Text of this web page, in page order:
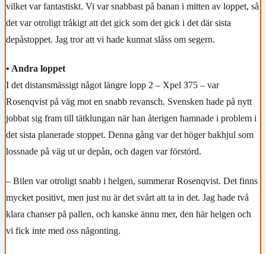
vilket var fantastiskt. Vi var snabbast på banan i mitten av loppet, så
det var otroligt tråkigt att det gick som det gick i det där sista
depåstoppet. Jag tror att vi hade kunnat slåss om segern.
• Andra loppet
I det distansmässigt något längre lopp 2 – Xpel 375 – var
Rosenqvist på väg mot en snabb revansch. Svensken hade på nytt
jobbat sig fram till tätklungan när han återigen hamnade i problem i
det sista planerade stoppet. Denna gång var det höger bakhjul som
lossnade på väg ut ur depån, och dagen var förstörd.
– Bilen var otroligt snabb i helgen, summerar Rosenqvist. Det finns
mycket positivt, men just nu är det svårt att ta in det. Jag hade två
klara chanser på pallen, och kanske ännu mer, den här helgen och
vi fick inte med oss någonting.